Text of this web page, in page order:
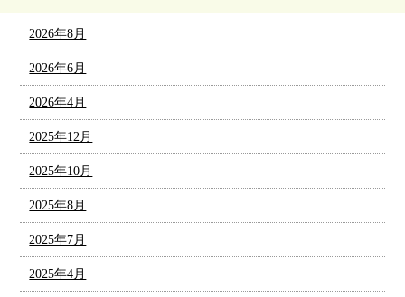
2026年8月
2026年6月
2026年4月
2025年12月
2025年10月
2025年8月
2025年7月
2025年4月